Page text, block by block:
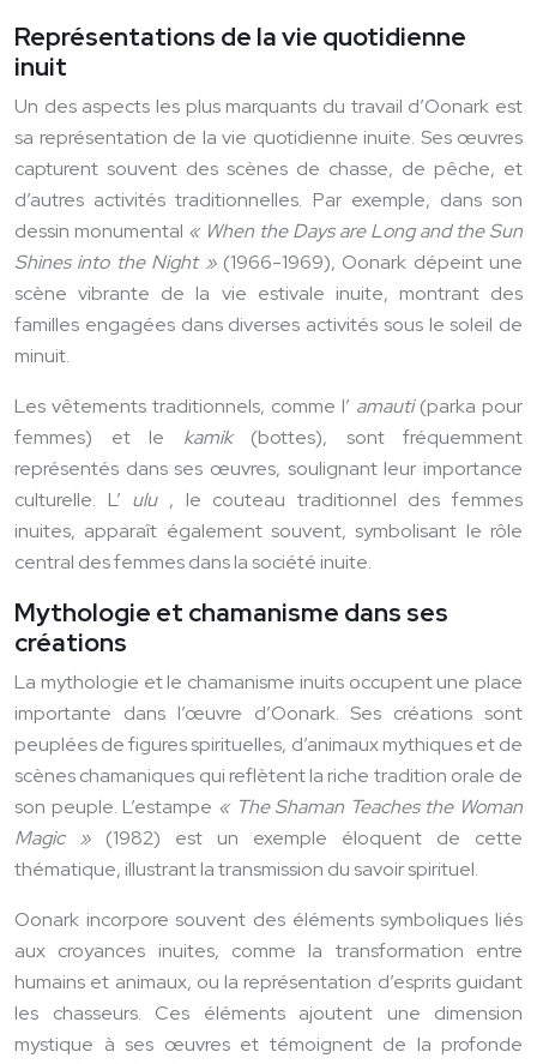
Représentations de la vie quotidienne
inuit
Un des aspects les plus marquants du travail d’Oonark est
sa représentation de la vie quotidienne inuite. Ses œuvres
capturent souvent des scènes de chasse, de pêche, et
d’autres activités traditionnelles. Par exemple, dans son
dessin monumental « When the Days are Long and the Sun
Shines into the Night » (1966-1969), Oonark dépeint une
scène vibrante de la vie estivale inuite, montrant des
familles engagées dans diverses activités sous le soleil de
minuit.
Les vêtements traditionnels, comme l’ amauti(parka pour
femmes) et le kamik (bottes), sont fréquemment
représentés dans ses œuvres, soulignant leur importance
culturelle. L’ ulu , le couteau traditionnel des femmes
inuites, apparaît également souvent, symbolisant le rôle
central des femmes dans la société inuite.
Mythologie et chamanisme dans ses
créations
La mythologie et le chamanisme inuits occupent une place
importante dans l’œuvre d’Oonark. Ses créations sont
peuplées de figures spirituelles, d’animaux mythiques et de
scènes chamaniques qui reflètent la riche tradition orale de
son peuple. L’estampe « The Shaman Teaches the Woman
Magic » (1982) est un exemple éloquent de cette
thématique, illustrant la transmission du savoir spirituel.
Oonark incorpore souvent des éléments symboliques liés
aux croyances inuites, comme la transformation entre
humains et animaux, ou la représentation d’esprits guidant
les chasseurs. Ces éléments ajoutent une dimension
mystique à ses œuvres et témoignent de la profonde